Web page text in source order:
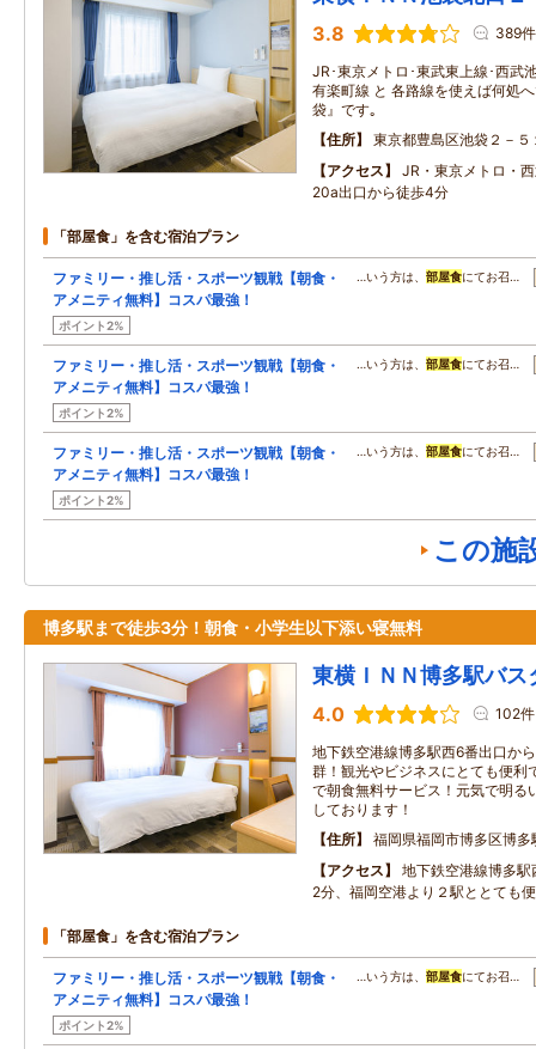
3.8 389件
JR･東京メトロ･東武東上線･西武
有楽町線 と 各路線を使えば何処
袋』です｡
住所
東京都豊島区池袋２－５
アクセス
JR・東京メトロ・
20a出口から徒歩4分
「部屋食」を含む宿泊プラン
ファミリー・推し活・スポーツ観戦【朝食・
アメニティ無料】コスパ最強！
ポイント2%
…いう方は、 部屋食にてお召…
ファミリー・推し活・スポーツ観戦【朝食・
アメニティ無料】コスパ最強！
ポイント2%
…いう方は、 部屋食にてお召…
ファミリー・推し活・スポーツ観戦【朝食・
アメニティ無料】コスパ最強！
ポイント2%
…いう方は、 部屋食にてお召…
この施
博多駅まで徒歩3分！朝食・小学生以下添い寝無料
東横ＩＮＮ博多駅バス
4.0 102件
地下鉄空港線博多駅西6番出口か
群！観光やビジネスにとても便利
で朝食無料サービス！元気で明る
しております！
住所
福岡県福岡市博多区博
アクセス
地下鉄空港線博多
2分、福岡空港より２駅ととても
「部屋食」を含む宿泊プラン
ファミリー・推し活・スポーツ観戦【朝食・
アメニティ無料】コスパ最強！
ポイント2%
…いう方は、 部屋食にてお召…